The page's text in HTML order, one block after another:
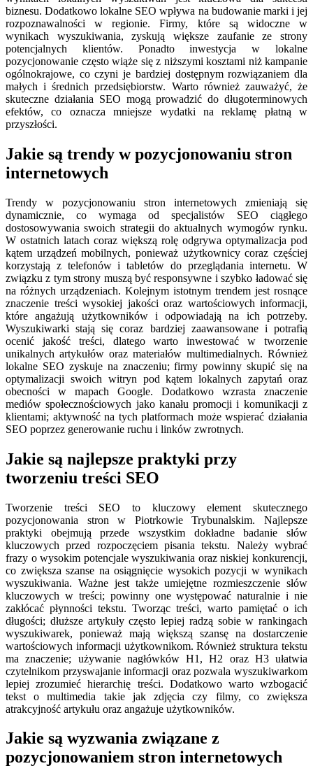
biznesu. Dodatkowo lokalne SEO wpływa na budowanie marki i jej
rozpoznawalności w regionie. Firmy, które są widoczne w
wynikach wyszukiwania, zyskują większe zaufanie ze strony
potencjalnych klientów. Ponadto inwestycja w lokalne
pozycjonowanie często wiąże się z niższymi kosztami niż kampanie
ogólnokrajowe, co czyni je bardziej dostępnym rozwiązaniem dla
małych i średnich przedsiębiorstw. Warto również zauważyć, że
skuteczne działania SEO mogą prowadzić do długoterminowych
efektów, co oznacza mniejsze wydatki na reklamę płatną w
przyszłości.
Jakie są trendy w pozycjonowaniu stron
internetowych
Trendy w pozycjonowaniu stron internetowych zmieniają się
dynamicznie, co wymaga od specjalistów SEO ciągłego
dostosowywania swoich strategii do aktualnych wymogów rynku.
W ostatnich latach coraz większą rolę odgrywa optymalizacja pod
kątem urządzeń mobilnych, ponieważ użytkownicy coraz częściej
korzystają z telefonów i tabletów do przeglądania internetu. W
związku z tym strony muszą być responsywne i szybko ładować się
na różnych urządzeniach. Kolejnym istotnym trendem jest rosnące
znaczenie treści wysokiej jakości oraz wartościowych informacji,
które angażują użytkowników i odpowiadają na ich potrzeby.
Wyszukiwarki stają się coraz bardziej zaawansowane i potrafią
ocenić jakość treści, dlatego warto inwestować w tworzenie
unikalnych artykułów oraz materiałów multimedialnych. Również
lokalne SEO zyskuje na znaczeniu; firmy powinny skupić się na
optymalizacji swoich witryn pod kątem lokalnych zapytań oraz
obecności w mapach Google. Dodatkowo wzrasta znaczenie
mediów społecznościowych jako kanału promocji i komunikacji z
klientami; aktywność na tych platformach może wspierać działania
SEO poprzez generowanie ruchu i linków zwrotnych.
Jakie są najlepsze praktyki przy
tworzeniu treści SEO
Tworzenie treści SEO to kluczowy element skutecznego
pozycjonowania stron w Piotrkowie Trybunalskim. Najlepsze
praktyki obejmują przede wszystkim dokładne badanie słów
kluczowych przed rozpoczęciem pisania tekstu. Należy wybrać
frazy o wysokim potencjale wyszukiwania oraz niskiej konkurencji,
co zwiększa szanse na osiągnięcie wysokich pozycji w wynikach
wyszukiwania. Ważne jest także umiejętne rozmieszczenie słów
kluczowych w treści; powinny one występować naturalnie i nie
zakłócać płynności tekstu. Tworząc treści, warto pamiętać o ich
długości; dłuższe artykuły często lepiej radzą sobie w rankingach
wyszukiwarek, ponieważ mają większą szansę na dostarczenie
wartościowych informacji użytkownikom. Również struktura tekstu
ma znaczenie; używanie nagłówków H1, H2 oraz H3 ułatwia
czytelnikom przyswajanie informacji oraz pozwala wyszukiwarkom
lepiej zrozumieć hierarchię treści. Dodatkowo warto wzbogacić
tekst o multimedia takie jak zdjęcia czy filmy, co zwiększa
atrakcyjność artykułu oraz angażuje użytkowników.
Jakie są wyzwania związane z
pozycjonowaniem stron internetowych